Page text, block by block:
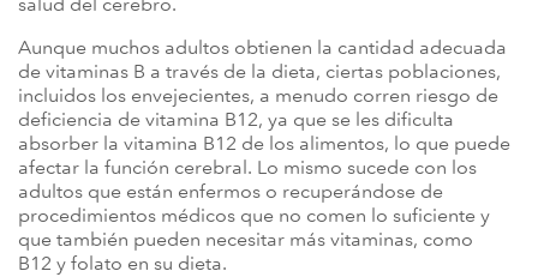
Aunque muchos adultos obtienen la cantidad adecuada
de vitaminas B a través de la dieta, ciertas poblaciones,
incluidos los envejecientes, a menudo corren riesgo de
deficiencia de vitamina B12, ya que se les dificulta
absorber la vitamina B12 de los alimentos, lo que puede
afectar la función cerebral. Lo mismo sucede con los
adultos que están enfermos o recuperándose de
procedimientos médicos que no comen lo suficiente y
que también pueden necesitar más vitaminas, como
B12 y folato en su dieta.